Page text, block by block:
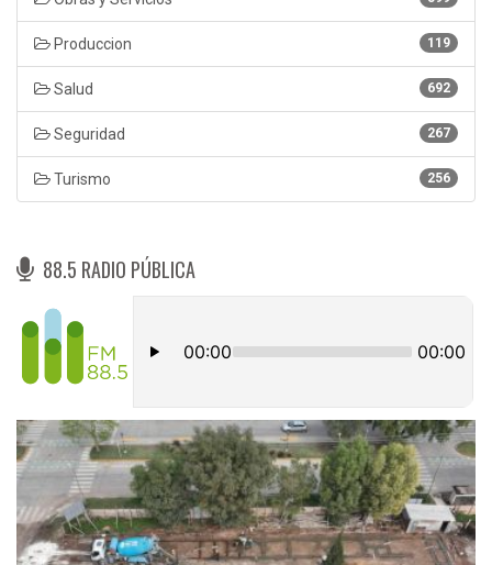
119
Produccion
692
Salud
267
Seguridad
256
Turismo
88.5 RADIO PÚBLICA